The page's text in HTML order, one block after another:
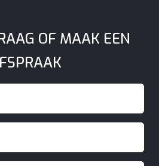
OF MAAK EEN